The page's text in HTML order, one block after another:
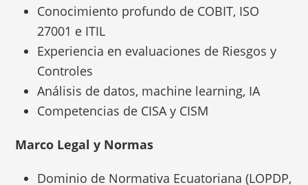
Conocimiento profundo de COBIT, ISO
27001 e ITIL
Experiencia en evaluaciones de Riesgos y
Controles
Análisis de datos, machine learning, IA
Competencias de CISA y CISM
Marco Legal y Normas
Dominio de Normativa Ecuatoriana (LOPDP,